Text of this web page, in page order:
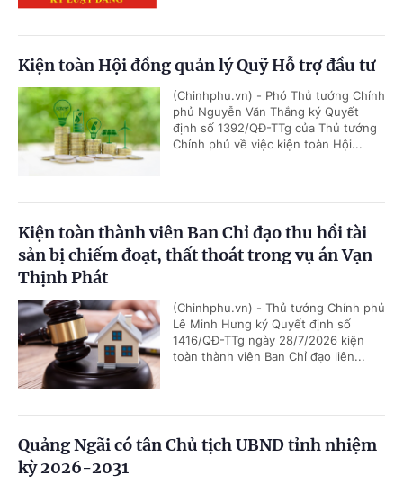
Kiện toàn Hội đồng quản lý Quỹ Hỗ trợ đầu tư
(Chinhphu.vn) - Phó Thủ tướng Chính
phủ Nguyễn Văn Thắng ký Quyết
định số 1392/QĐ-TTg của Thủ tướng
Chính phủ về việc kiện toàn Hội...
Kiện toàn thành viên Ban Chỉ đạo thu hồi tài
sản bị chiếm đoạt, thất thoát trong vụ án Vạn
Thịnh Phát
(Chinhphu.vn) - Thủ tướng Chính phủ
Lê Minh Hưng ký Quyết định số
1416/QĐ-TTg ngày 28/7/2026 kiện
toàn thành viên Ban Chỉ đạo liên...
Quảng Ngãi có tân Chủ tịch UBND tỉnh nhiệm
kỳ 2026-2031